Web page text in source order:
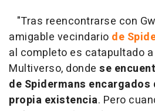
"Tras reencontrarse con
amigable vecindario de
al completo es catapultado
Multiverso, donde se
de Spidermans encargados
propia existencia. Pero